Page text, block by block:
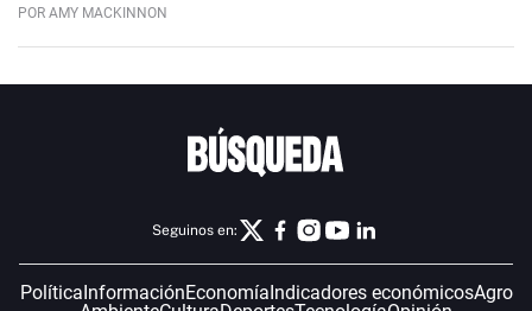
POR AMY MACKINNON
Seguinos en:
PolíticaInformaciónEconomíaIndicadores económicosAgro